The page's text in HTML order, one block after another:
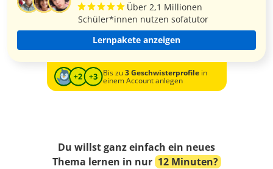
Über 2,1 Millionen
Schüler*innen nutzen sofatutor
Lernpakete anzeigen
Bis zu3 Geschwisterprofilein
einem Account anlegen
Du willst ganz einfach ein neues
Thema lernen in nur 12 Minuten?